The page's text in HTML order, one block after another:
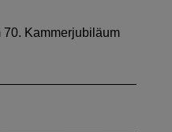
70. Kammerjubiläum